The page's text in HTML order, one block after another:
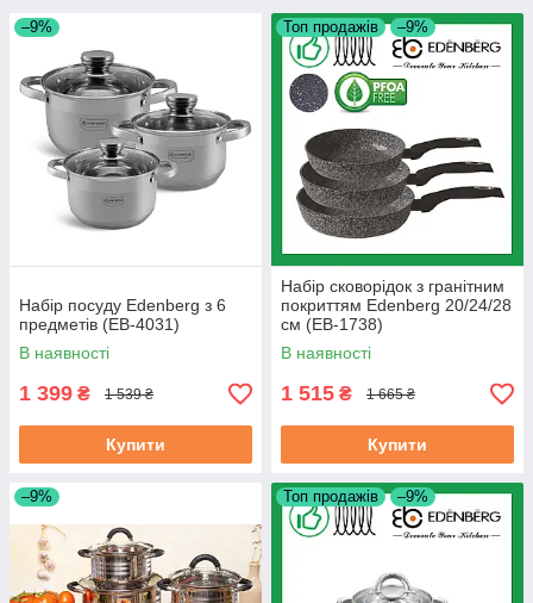
–9%
Набір посуду Edenberg з 6
предметів (EB-4031)
В наявності
1 399 ₴ 1 539 ₴
Купити
Топ продажів –9%
Набір сковорідок з гранітним
покриттям Edenberg 20/24/28
см (EB-1738)
В наявності
1 515 ₴ 1 665 ₴
Купити
–9% Топ продажів –9%